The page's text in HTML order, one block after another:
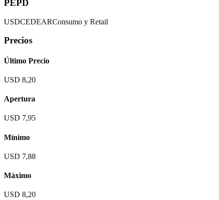
PEPD
USDCEDEARConsumo y Retail
Precios
Último Precio
USD 8,20
Apertura
USD 7,95
Mínimo
USD 7,88
Máximo
USD 8,20